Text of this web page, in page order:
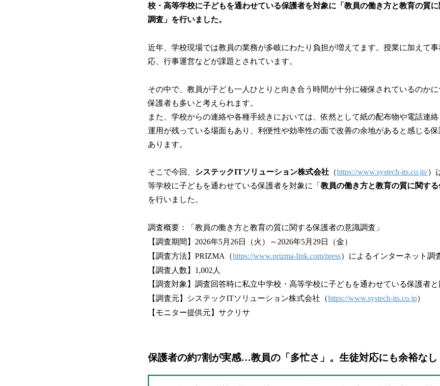
数
込
す
校・高等学校に子どもを通わせている保護者を対象に「教員の働き方と教育の質
調査」を行いました。
近年、学校現場では教員の業務が多岐にわたり負担が増えてます。授業に加えて
応、行事運営などが課題とされています。
その中で、教員が子ども一人ひとりと向き合う時間が十分に確保されているのか
保護者も多いと考えられます。
また、学校からの連絡や各種手続きにおいては、依然として紙の配布物や電話連
運用が残っている場面もあり、利便性や効率性の面で改善の余地があると感じる
あります。
そこで今回、 システックITソリューション株式会社 （https://www.systech-its.co.jp/）
等学校に子どもを通わせている保護者を対象に「 教員の働き方と教育の質に関す
を行いました。
調査概要：「教員の働き方と教育の質に関する保護者の意識調査」
【調査期間】2026年5月26日（火）～2026年5月29日（金）
【調査方法】PRIZMA（https://www.prizma-link.com/press）によるインターネット調
【調査人数】1,002人
【調査対象】調査回答時に私立中学校・高等学校に子どもを通わせている保護者
【調査元】システックITソリューション株式会社（https://www.systech-its.co.jp）
【モニター提供元】サクリサ
保護者の約7割が実感…教員の「多忙さ」。生徒対応にも余裕なし